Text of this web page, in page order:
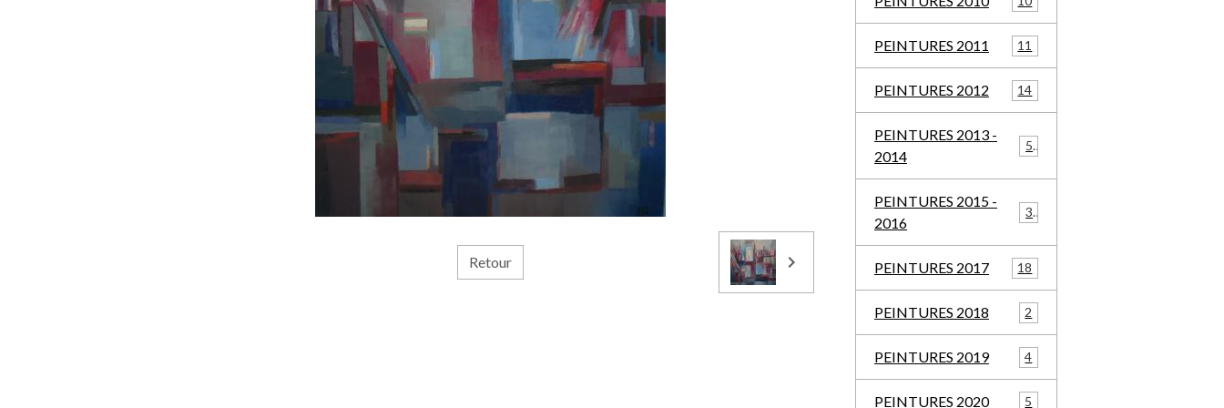
Retour
PEINTURES 2011 11
PEINTURES 2012 14
PEINTURES 2013 -
2014
5
PEINTURES 2015 -
2016
3
PEINTURES 2017 18
PEINTURES 2018 2
PEINTURES 2019 4
PEINTURES 2020 5